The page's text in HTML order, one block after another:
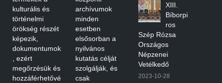
kulturális és
történelmi
örökség részét
képezik,
dokumentumok
, ezért
megőrzésük és
hozzáférhetővé
archívumok
minden
esetben
elsősorban a
nyilvános
kutatás célját
szolgálják, és
csak
XIII.
Bíborpi
ros
Szép Rózsa
Országos
Népzenei
Vetélkedő
2023-10-28